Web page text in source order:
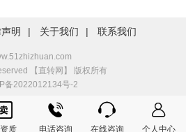
明 | 关于我们 | 联系我们
【直转网】 版权所有
备2022012134号-2

质

电话咨询

在线咨询

个人中心